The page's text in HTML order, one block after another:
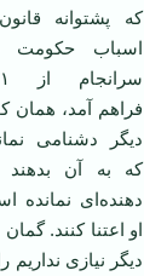
که پشتوانه
اسباب حکومت
فراهم آمد،‌‌ همان
دیگر دشنامی
که به آن بدهند
دهنده‌ای نمانده
او اعتنا کنند.
دیگر نیازی نداریم